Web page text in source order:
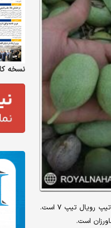
: یکی از بهترین انتخاب‌ها برای کسانی که به دنبال بازده سریع و کیفیت بالا هستند، نهال دو ساله گردو ژنوتیپ رویال تیپ ۷ است.
است.
نسخه